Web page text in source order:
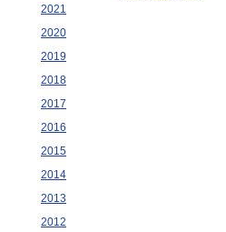
2021
2020
2019
2018
2017
2016
2015
2014
2013
2012